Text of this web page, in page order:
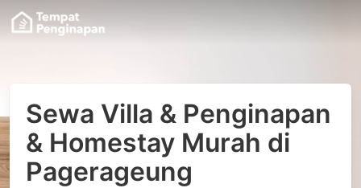
Sewa Villa & Penginapan
& Homestay Murah di
Pagerageung